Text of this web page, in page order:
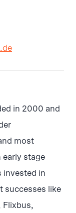
in 2000 and
most
early stage
invested in
successes like
Flixbus,